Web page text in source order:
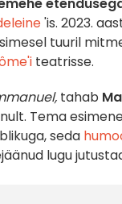
'is. 2023.
tuuril
teatrisse.
tahab
Tema
seda
lugu